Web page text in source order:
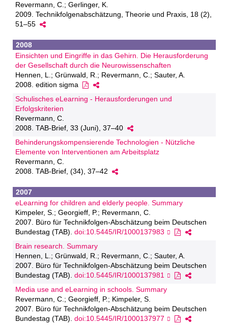
Revermann, C.; Gerlinger, K.
2009. Technikfolgenabschätzung, Theorie und Praxis, 18 (2),
51–55
2008
Einsichten und Eingriffe in das Gehirn. Die Herausforderung
der Gesellschaft durch die Neurowissenschaften
Hennen, L.; Grünwald, R.; Revermann, C.; Sauter, A.
2008. edition sigma
Schulisches eLearning - Herausforderungen und
Erfolgskriterien
Revermann, C.
2008. TAB-Brief, 33 (Juni), 37–40
Behinderungskompensierende Technologien - Nützliche
Elemente von Interventionen am Arbeitsplatz
Revermann, C.
2008. TAB-Brief, (34), 37–42
2007
eLearning for children and elderly people. Summary
Kimpeler, S.; Georgieff, P.; Revermann, C.
2007. Büro für Technikfolgen-Abschätzung beim Deutschen
Bundestag (TAB). doi:10.5445/IR/1000137983
Brain research. Summary
Hennen, L.; Grünwald, R.; Revermann, C.; Sauter, A.
2007. Büro für Technikfolgen-Abschätzung beim Deutschen
Bundestag (TAB). doi:10.5445/IR/1000137981
Media use and eLearning in schools. Summary
Revermann, C.; Georgieff, P.; Kimpeler, S.
2007. Büro für Technikfolgen-Abschätzung beim Deutschen
Bundestag (TAB). doi:10.5445/IR/1000137977